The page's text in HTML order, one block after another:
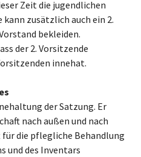
Zeit die jugendlichen
zusätzlich auch ein 2.
bekleiden.
der 2. Vorsitzende
innehat.
der Satzung. Er
nach außen und nach
für die pflegliche Behandlung
und des Inventars